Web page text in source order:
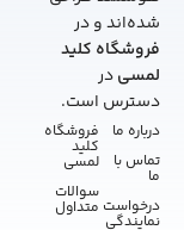
شده‌اند و در
فروشگاه کلید
لمسیدر
دسترس است.
درباره ما
تماس با
ما
درخواست
نمایندگی
فروشگاه
کلید
لمسی
سوالات
متداول